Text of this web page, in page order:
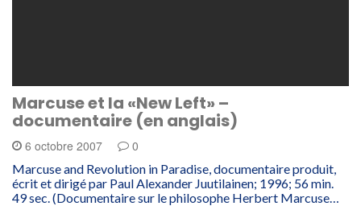
Marcuse et la «New Left» –
documentaire (en anglais)
6 octobre 2007 0
Marcuse and Revolution in Paradise, documentaire produit,
écrit et dirigé par Paul Alexander Juutilainen; 1996; 56 min.
49 sec. (Documentaire sur le philosophe Herbert Marcuse…